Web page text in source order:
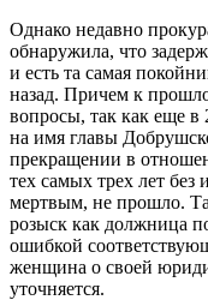
Однако недавно
обнаружила, что
и есть та самая
назад. Причем к
вопросы, так как еще в
на имя главы
прекращении в
тех самых трех лет
мертвым, не прошло.
розыск как должница
ошибкой
женщина о своей
уточняется.